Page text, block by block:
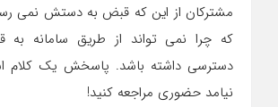
مشترکان از این که قبض به دستش نمی رسد
که چرا نمی تواند از طریق سامانه
دسترسی داشته باشد. پاسخش یک
نیامد حضوری مراجعه کنید!